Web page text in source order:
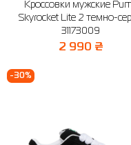
Кроссовки мужские
Skyrocket Lite 2 темно-
31173009
2 990 ₴
-30%